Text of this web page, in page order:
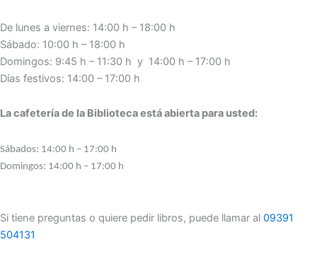
De lunes a viernes: 14:00 h – 18:00 h
Sábado: 10:00 h – 18:00 h
Domingos: 9:45 h – 11:30 h y 14:00 h – 17:00 h
Días festivos: 14:00 – 17:00 h
La cafetería de la Biblioteca está abierta para usted:
Sábados: 14:00 h – 17:00 h
Domingos: 14:00 h – 17:00 h
Si tiene preguntas o quiere pedir libros, puede llamar al 09391
504131